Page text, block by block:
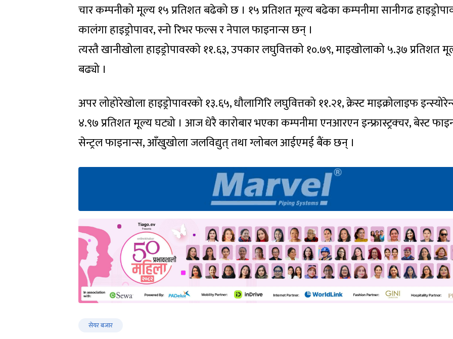
चार कम्पनीको मूल्य १५ प्रतिशत बढेको छ । १५ प्रतिशत मूल्य बढेका कम्पनीमा सानीगढ
कालंगा हाइड्रोपावर, स्नो रिभर फल्स र नेपाल फाइनान्स छन् ।
त्यस्तै खानीखोला हाइड्रोपावरको ११.६३, उपकार लघुवित्तको १०.७९, माइखोलाको ५.३७ प्रतिशत
बढ्यो ।
अपर लोहोरेखोला हाइड्रोपावरको १३.६५, धौलागिरि लघुवित्तको ११.२१, क्रेस्ट माइक्रोलाइफ
४.९७ प्रतिशत मूल्य घट्यो । आज धेरै कारोबार भएका कम्पनीमा एनआरएन इन्फ्रास्ट्रक्चर, बेस्ट
सेन्ट्रल फाइनान्स, आँखुखोला जलविद्युत् तथा ग्लोबल आईएमई बैंक छन् ।
सेयर बजार